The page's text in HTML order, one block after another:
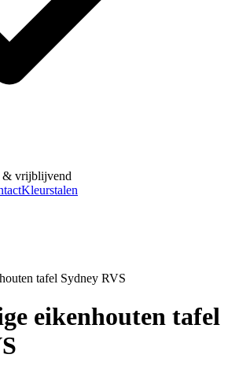
& vrijblijvend
Kleurstalen
tafel Sydney RVS
eikenhouten tafel